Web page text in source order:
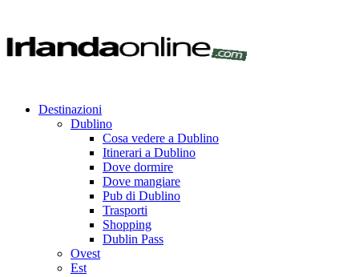
Destinazioni
Dublino
Cosa vedere a Dublino
Itinerari a Dublino
Dove dormire
Dove mangiare
Pub di Dublino
Trasporti
Shopping
Dublin Pass
Ovest
Est